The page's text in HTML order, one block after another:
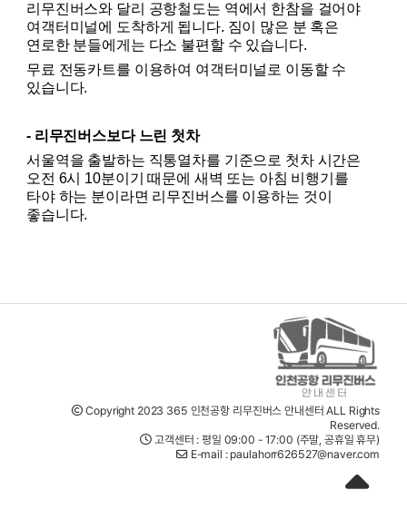
리무진버스와 달리 공항철도는 역에서 한참을 걸어야
여객터미널에 도착하게 됩니다. 짐이 많은 분 혹은
연로한 분들에게는 다소 불편할 수 있습니다.
무료 전동카트를 이용하여 여객터미널로 이동할 수
있습니다.
- 리무진버스보다 느린 첫차
서울역을 출발하는 직통열차를 기준으로 첫차 시간은
오전 6시 10분이기 때문에 새벽 또는 아침 비행기를
타야 하는 분이라면 리무진버스를 이용하는 것이
좋습니다.
Copyright 2023 365 인천공항 리무진버스 안내센터 ALL Rights
Reserved.
고객센터 : 평일 09:00 - 17:00 (주말, 공휴일 휴무)
E-mail : paulahorr626527@naver.com